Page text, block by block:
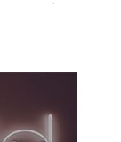
ピン独自の